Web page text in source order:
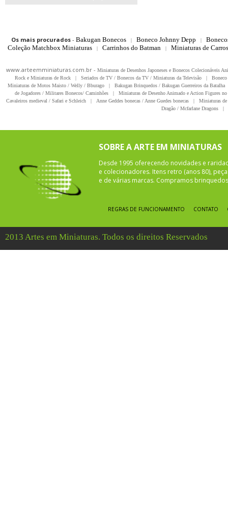
Os mais procurados- Bakugan Bonecos | Boneco Johnny Depp |
Coleção Matchbox Miniaturas
| Carrinhos do Batman | Miniaturas de
www.arteemminiaturas.com.br - Miniaturas de Desenhos Japoneses e Bonecos Colecionáveis
Rock e Miniaturas de Rock
| Seriados de TV / Bonecos da TV / Miniaturas da Televisão |
Miniaturas de Motos Maisto / Welly / Bburago
| Bakugan Brinquedos / Bakugan Guerreiros da Batalha
de Jogadores / Militares Bonecos/ Caminhões
|
Miniaturas de Desenho Animado e Action Figures
Cavaleiros medieval / Safari e Schleich
| Anne Geddes bonecas / Anne Guedes bonecas |
Miniaturas
Dragão / Mcfarlane Dragons
|
SOBRE A ARTE EM MINIATURAS
Desde 1995 oferecendo novidades e
e colecionadores. Itens retro (anos 80),
e de várias marcas. Compramos
REGRAS DE FUNCIONAMENTO CONTATO
2013 Artes em Miniaturas. Todos os direitos Reservados